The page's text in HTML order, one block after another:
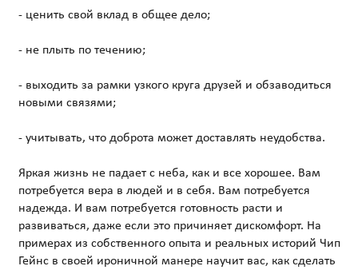
- ценить свой вклад в общее дело;
- не плыть по течению;
- выходить за рамки узкого круга друзей и обзаводиться
новыми связями;
- учитывать, что доброта может доставлять неудобства.
Яркая жизнь не падает с неба, как и все хорошее. Вам
потребуется вера в людей и в себя. Вам потребуется
надежда. И вам потребуется готовность расти и
развиваться, даже если это причиняет дискомфорт. На
примерах из собственного опыта и реальных историй Чип
Гейнс в своей ироничной манере научит вас, как сделать